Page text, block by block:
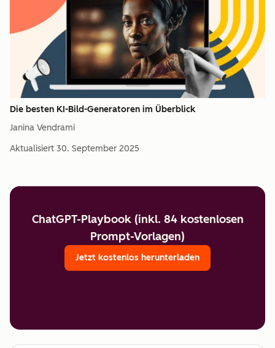
Die besten KI-Bild-Generatoren im Überblick
Janina Vendrami
Aktualisiert 30. September 2025
ChatGPT-Playbook (inkl. 84 kostenlosen
Prompt-Vorlagen)
Jetzt kostenlos herunterladen